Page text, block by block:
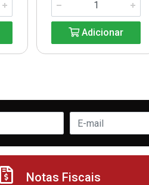
Adicionar
Notas Fiscais